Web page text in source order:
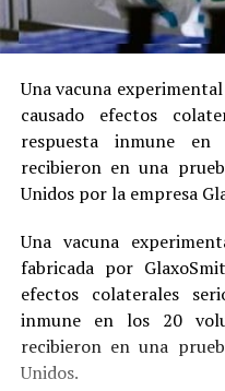
Una vacuna
causado efectos
respuesta inmune
recibieron en una
Unidos por la empresa
Una vacuna
fabricada por
efectos colaterales
inmune en los 20
recibieron en una
Unidos.